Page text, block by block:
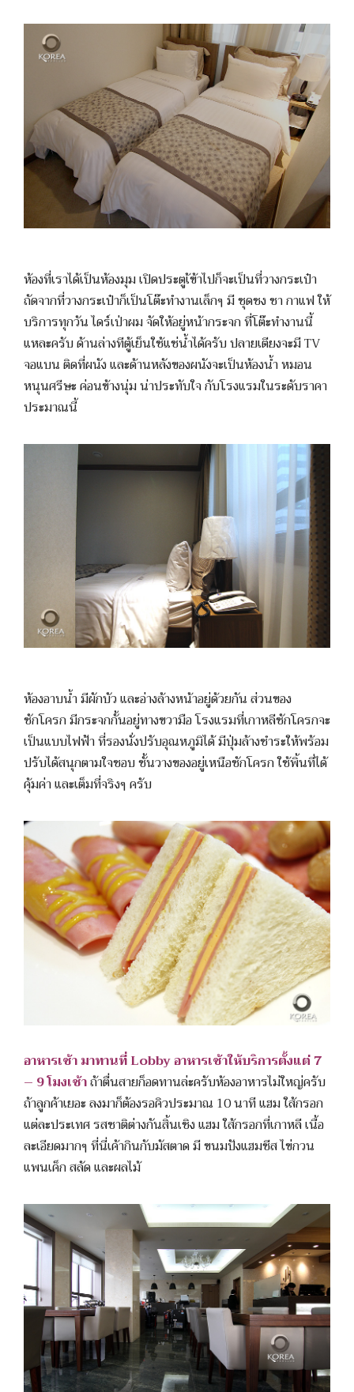
ห้องที่เราได้เป็นห้องมุม เปิดประตูเ้ข้าไปก็จะเป็นที่วางกระเป๋า
ถัดจากที่วางกระเป๋าก็เป็นโต๊ะทำงานเล็กๆ มี ชุดชง ชา กาแฟ ให้
บริการทุกวัน ไดร์เป่าผม จัดให้อยู่หน้ากระจก ที่โต๊ะทำงานนี้
แหละครับ ด้านล่างทีตู้เย็นใช้แช่น้ำได้ครับ ปลายเตียงจะมี TV
จอแบน ติดที่ผนัง และด้านหลังของผนังจะเป็นห้องน้ำ หมอน
หนุนศรีษะ ค่อนข้างนุ่ม น่าประทับใจ กับโรงแรมในระดับราคา
ประมาณนี้
ห้องอาบน้ำ มีผักบัว และอ่างล้างหน้าอยู่ด้วยกัน ส่วนของ
ชักโครก มีกระจกกั้นอยู่ทางขวามือ โรงแรมที่เกาหลีชักโครกจะ
เป็นแบบไฟฟ้า ที่รองนั่งปรับอุณหภูมิได้ มีปุ่มล้างชำระให้พร้อม
ปรับได้สนุกตามใจชอบ ชั้นวางของอยู่เหนือชักโครก ใช้พิ้นที่ได้
คุ้มค่า และเต็มที่จริงๆ ครับ
อาหารเช้า มาทานที่ Lobby อาหารเช้าให้บริการตั้งแต่ 7
– 9 โมงเช้าถ้าตื่นสายก็อดทานล่ะครับห้องอาหารไม่ใหญ่ครับ
ถ้าลูกค้าเยอะ ลงมาก็ต้องรอคิวประมาณ 10 นาที แฮม ใส้กรอก
แต่ละประเทศ รสชาติต่างกันสิ้นเชิง แฮม ใส้กรอกที่เกาหลี เนื้อ
ละเอียดมากๆ ที่นี่เค้ากินกับมัสตาด มี ขนมปังแฮมชีส ไข่กวน
แพนเค็ก สลัด และผลไม้